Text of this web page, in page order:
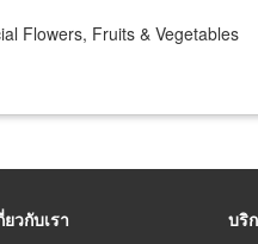
Flowers, Fruits & Vegetables
ยวกับเรา บริ